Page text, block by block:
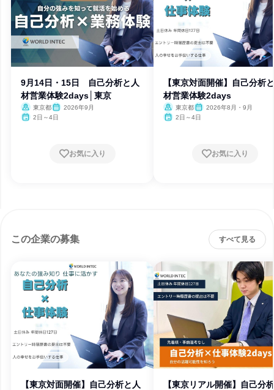
9月14日・15日 自己分析と人
材営業体験2days│東京
東京都
2026年9月
2日～4日
お気に入り
【東京対面開催】自己分析
材営業体験2days
東京都
2026年8月・9月
2日～4日
お気に入り
この企業の募集 すべて見る
【東京対面開催】自己分析と人
【東京リアル開催】自己分